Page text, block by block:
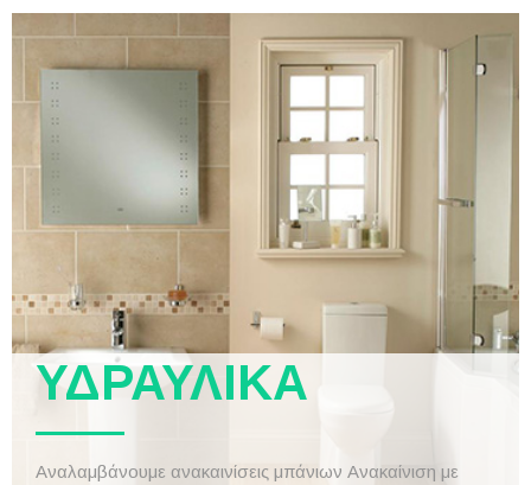
ΥΔΡΑΥΛΙΚΑ
Αναλαμβάνουμε ανακαινίσεις μπάνιων Ανακαίνιση με